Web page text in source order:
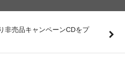
非売品キャンペーンCDをプ